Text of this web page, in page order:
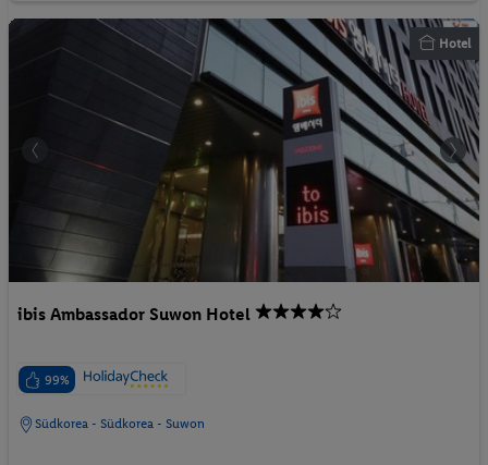
Hotel
ibis Ambassador Suwon Hotel
99%
Südkorea - Südkorea - Suwon